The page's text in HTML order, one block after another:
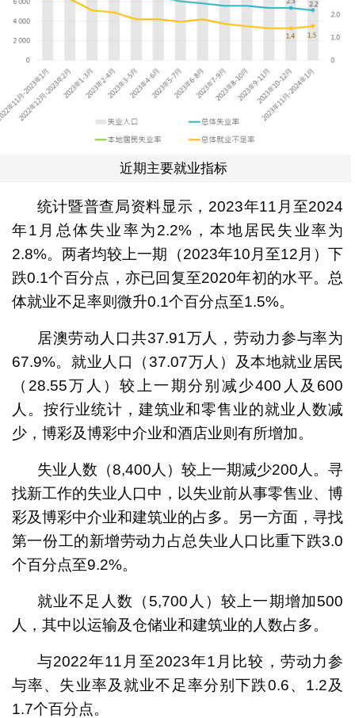
近期主要就业指标
统计暨普查局资料显示，2023年11月至2024
年1月总体失业率为2.2%，本地居民失业率为
2.8%。两者均较上一期（2023年10月至12月）下
跌0.1个百分点，亦已回复至2020年初的水平。总
体就业不足率则微升0.1个百分点至1.5%。
居澳劳动人口共37.91万人，劳动力参与率为
67.9%。就业人口（37.07万人）及本地就业居民
（28.55万人）较上一期分别减少400人及600
人。按行业统计，建筑业和零售业的就业人数减
少，博彩及博彩中介业和酒店业则有所增加。
失业人数（8,400人）较上一期减少200人。寻
找新工作的失业人口中，以失业前从事零售业、博
彩及博彩中介业和建筑业的占多。另一方面，寻找
第一份工的新增劳动力占总失业人口比重下跌3.0
个百分点至9.2%。
就业不足人数（5,700人）较上一期增加500
人，其中以运输及仓储业和建筑业的人数占多。
与2022年11月至2023年1月比较，劳动力参
与率、失业率及就业不足率分别下跌0.6、1.2及
1.7个百分点。